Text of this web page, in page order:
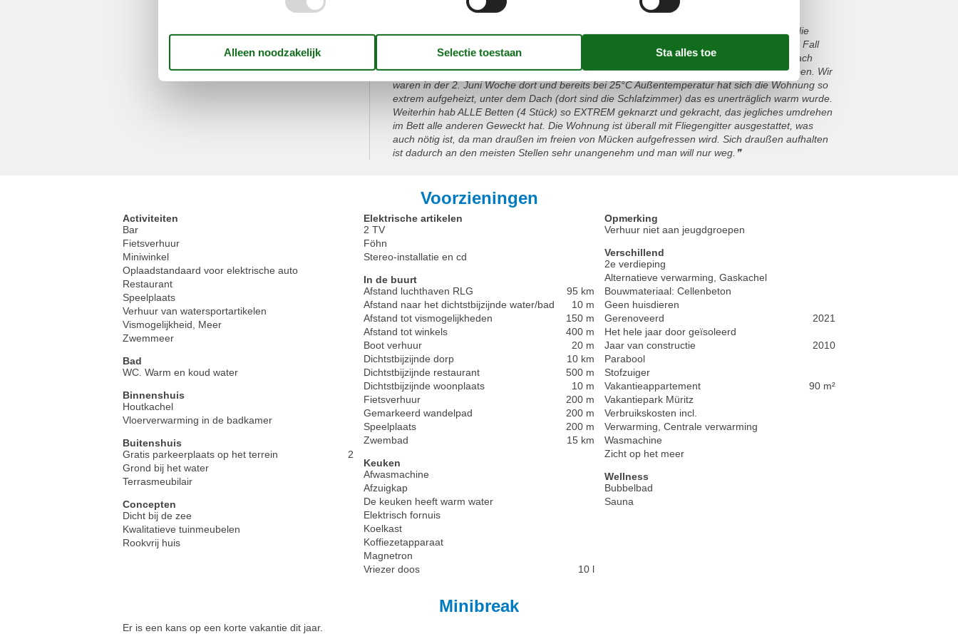
Die Ferienwohnung im OG (über 2 Etagen) besticht mit einer fantastischen Aussicht auf die
Müritz. Das ist aus unserer Sicht leider auch das einzige Positive. Wir würden auf garkeine Fall
wieder kommen. Zeitweise habe wir sogar überlegt den Urlaub abzubrechen und früher nach
Hause zu fahren. Hier die drei Fakten, die für uns den Aufenthalt so unschön gemacht haben. Wir
waren in der 2. Juni Woche dort und bereits bei 25°C Außentemperatur hat sich die Wohnung so
extrem aufgeheizt, unter dem Dach (dort sind die Schlafzimmer) das es unerträglich warm wurde.
Weiterhin hab ALLE Betten (4 Stück) so EXTREM geknarzt und gekracht, das jegliches umdrehen
im Bett alle anderen Geweckt hat. Die Wohnung ist überall mit Fliegengitter ausgestattet, was
auch nötig ist, da man draußen im freien von Mücken aufgefressen wird. Sich draußen aufhalten
ist dadurch an den meisten Stellen sehr unangenehm und man will nur weg.
Voorzieningen
Activiteiten
Bar
Fietsverhuur
Miniwinkel
Oplaadstandaard voor elektrische auto
Restaurant
Speelplaats
Verhuur van watersportartikelen
Vismogelijkheid, Meer
Zwemmeer
Bad
WC. Warm en koud water
Binnenshuis
Houtkachel
Vloerverwarming in de badkamer
Buitenshuis
Gratis parkeerplaats op het terrein
2
Grond bij het water
Terrasmeubilair
Concepten
Dicht bij de zee
Kwalitatieve tuinmeubelen
Rookvrij huis
Elektrische artikelen
2 TV
Föhn
Stereo-installatie en cd
In de buurt
Afstand luchthaven RLG
95 km
Afstand naar het dichtstbijzijnde water/bad
10 m
Afstand tot vismogelijkheden
150 m
Afstand tot winkels
400 m
Boot verhuur
20 m
Dichtstbijzijnde dorp
10 km
Dichtstbijzijnde restaurant
500 m
Dichtstbijzijnde woonplaats
10 m
Fietsverhuur
200 m
Gemarkeerd wandelpad
200 m
Speelplaats
200 m
Zwembad
15 km
Keuken
Afwasmachine
Afzuigkap
De keuken heeft warm water
Elektrisch fornuis
Koelkast
Koffiezetapparaat
Magnetron
Vriezer doos
10 l
Opmerking
Verhuur niet aan jeugdgroepen
Verschillend
2e verdieping
Alternatieve verwarming, Gaskachel
Bouwmateriaal: Cellenbeton
Geen huisdieren
Gerenoveerd
2021
Het hele jaar door geïsoleerd
Jaar van constructie
2010
Parabool
Stofzuiger
Vakantieappartement
90 m²
Vakantiepark Müritz
Verbruikskosten incl.
Verwarming, Centrale verwarming
Wasmachine
Zicht op het meer
Wellness
Bubbelbad
Sauna
Minibreak
Er is een kans op een korte vakantie dit jaar.